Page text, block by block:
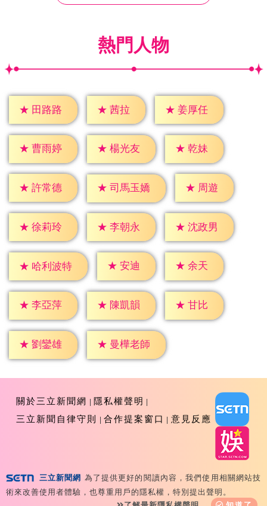
熱門人物
★ 田路路 ★ 茜拉 ★ 姜厚任
★ 曹雨婷 ★ 楊光友 ★ 乾妹
★ 許常德 ★ 司馬玉嬌 ★ 周遊
★ 徐莉玲 ★ 李朝永 ★ 沈政男
★ 哈利波特 ★ 安迪 ★ 余天
★ 李亞萍 ★ 陳凱韻 ★ 甘比
★ 劉鑾雄 ★ 曼樺老師
關於三立新聞網
隱私權聲明
三立新聞自律守則
合作提案窗口 意見反應
Copyright ©2026 Sanlih E-Television All Rights
Reserved 版權所有 盜用必究 台北市內湖區舊宗路一段159
三立新聞網 為了提供更好的閱讀內容，我們使用相關網站技
術來改善使用者體驗，也尊重用戶的隱私權，特別提出聲明。